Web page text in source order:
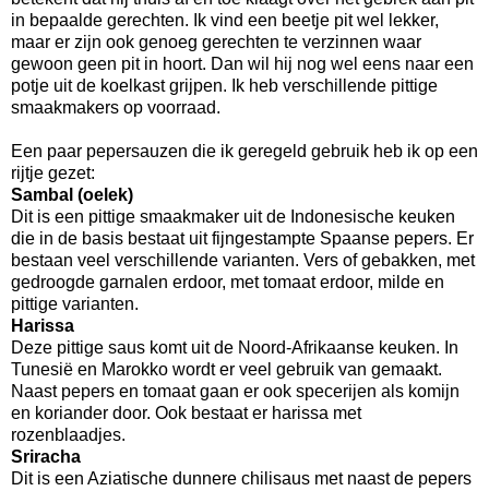
in bepaalde gerechten. Ik vind een beetje pit wel lekker,
maar er zijn ook genoeg gerechten te verzinnen waar
gewoon geen pit in hoort. Dan wil hij nog wel eens naar een
potje uit de koelkast grijpen. Ik heb verschillende pittige
smaakmakers op voorraad.
Een paar pepersauzen die ik geregeld gebruik heb ik op een
rijtje gezet:
Sambal (oelek)
Dit is een pittige smaakmaker uit de Indonesische keuken
die in de basis bestaat uit fijngestampte Spaanse pepers. Er
bestaan veel verschillende varianten. Vers of gebakken, met
gedroogde garnalen erdoor, met tomaat erdoor, milde en
pittige varianten.
Harissa
Deze pittige saus komt uit de Noord-Afrikaanse keuken. In
Tunesië en Marokko wordt er veel gebruik van gemaakt.
Naast pepers en tomaat gaan er ook specerijen als komijn
en koriander door. Ook bestaat er harissa met
rozenblaadjes.
Sriracha
Dit is een Aziatische dunnere chilisaus met naast de pepers